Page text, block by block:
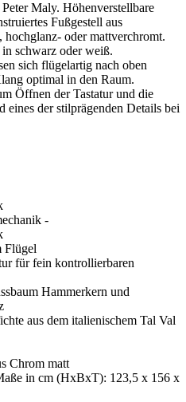
Maly. Höhenverstellbare
Fußgestell aus
oder mattverchromt.
schwarz oder weiß.
sich flügelartig nach oben
optimal in den Raum.
Öffnen der Tastatur und die
eines der stilprägenden Details bei
-
Flügel
für fein kontrollierbaren
Hammerkern und
aus dem italienischem Tal Val
Chrom matt
in cm (HxBxT): 123,5 x 156 x